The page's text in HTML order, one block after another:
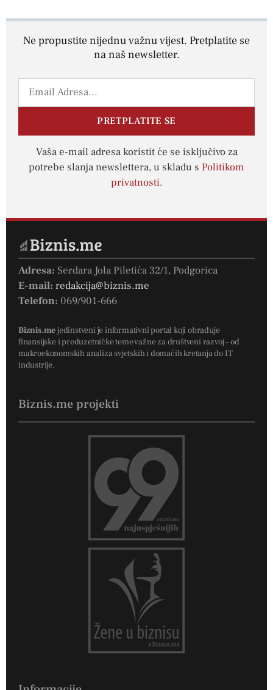
Ne propustite nijednu važnu vijest. Pretplatite se
na naš newsletter.
PRETPLATITE SE
Vaša e-mail adresa koristit će se isključivo za
potrebe slanja newslettera, u skladu s Politikom
privatnosti.
Adresa: Serdara Jola Piletića 32/1, Podgorica
E-mail: redakcija@biznis.me
Telefon: 069/901-666
Biznis.mejedinstveni je informativni portal koji obrađuje
finansijske i preduzetničke teme važne za društveni razvoj – od
makroekonomskih analiza svjetskih i domaćih kretanja do IT
industrije.
Biznis.me projekti